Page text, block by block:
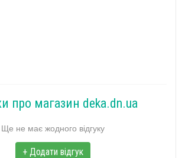
про магазин deka.dn.ua
Ще не має жодного відгуку
+ Додати відгук